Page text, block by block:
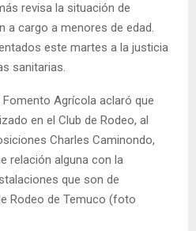
revisa la situación de
a cargo a menores de edad.
este martes a la justicia
sanitarias.
Agrícola aclaró que
en el Club de Rodeo, al
Charles Caminondo,
relación alguna con la
que son de
Rodeo de Temuco (foto